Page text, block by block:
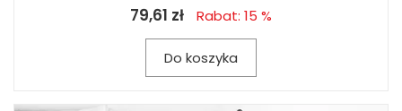
79,61 zł Rabat: 15 %
Do koszyka